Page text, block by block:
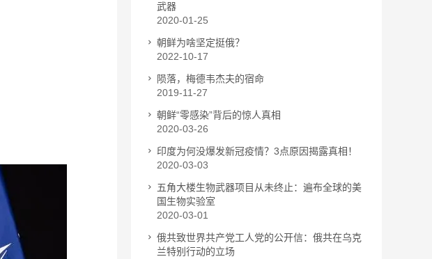
武器
2020-01-25
朝鲜为啥坚定挺俄？
2022-10-17
陨落，梅德韦杰夫的宿命
2019-11-27
朝鲜“零感染”背后的惊人真相
2020-03-26
印度为何没爆发新冠疫情？3点原因揭露真相！
2020-03-03
五角大楼生物武器项目从未终止：遍布全球的美
国生物实验室
2020-03-01
俄共致世界共产党工人党的公开信：俄共在乌克
兰特别行动的立场